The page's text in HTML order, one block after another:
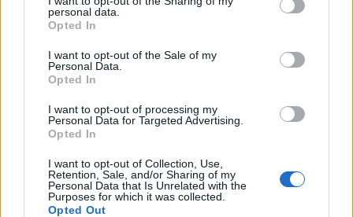
personal data.
Opted In
I want to opt-out of the Sale of my
Personal Data.
Opted In
I want to opt-out of processing my
Personal Data for Targeted Advertising.
Opted In
I want to opt-out of Collection, Use,
Retention, Sale, and/or Sharing of my
Personal Data that Is Unrelated with the
Purposes for which it was collected.
Opted Out
ΑΜΑΛΙΑ ΚΩΣΤΟΠΟΥΛΟΥ
ΤΖΕΙΚ ΜΕΝΤΓΟΥΕΛ